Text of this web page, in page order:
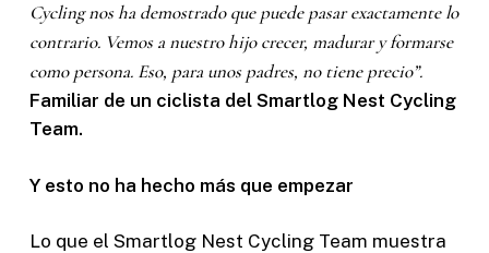
Cycling nos ha demostrado que puede pasar exactamente lo
contrario. Vemos a nuestro hijo crecer, madurar y formarse
como persona. Eso, para unos padres, no tiene precio”.
Familiar de un ciclista del Smartlog Nest Cycling
Team.
Y esto no ha hecho más que empezar
Lo que el Smartlog Nest Cycling Team muestra